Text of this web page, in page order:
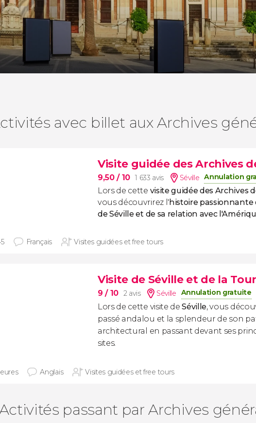
avec billet aux Archives
Visite guidée des Archives
9,50/ 10 1 633 avis Séville Annulation
Lors de cette visite guidée des Archives
vous découvrirez l' histoire passionnante
de Séville et de sa relation avec
Français Visites guidées et free tours
Visite de Séville et de la
9/ 10 2 avis Séville Annulation gratuite
Lors de cette visite de Séville, vous
passé andalou et la splendeur de son
architectural en passant devant ses
sites.
Anglais Visites guidées et free tours
passant par Archives